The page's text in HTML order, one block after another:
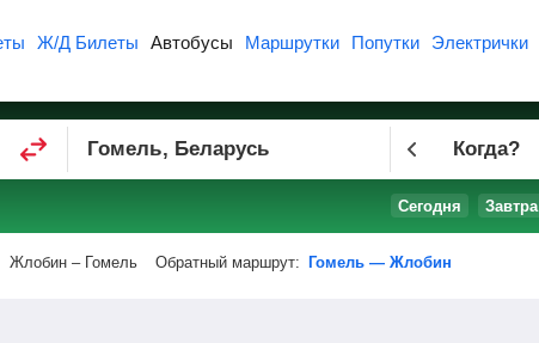
Ж/Д Билеты Автобусы Маршрутки Попутки Электрички
Когда?
Сегодня Завтра
Жлобин – Гомель Обратный маршрут: Гомель — Жлобин